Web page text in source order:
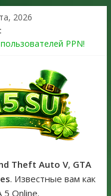
2026
PPN!
Online уже 14 июля
Club ошибка #1.500.7:
без проблем в 2026
по программе
Grand Theft
Theft Auto V, GTA
. Известные вам как
5 Online.